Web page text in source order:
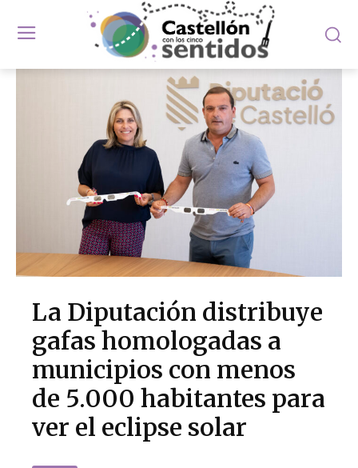
La Diputación distribuye
gafas homologadas a
municipios con menos
de 5.000 habitantes para
ver el eclipse solar